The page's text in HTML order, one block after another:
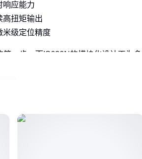
响应能力
高扭矩输出
米级定位精度
第一步，而IS620N的模块化设计正为多
优势体现在哪些方面？
别技术，能自动适应从轻载高速到重载